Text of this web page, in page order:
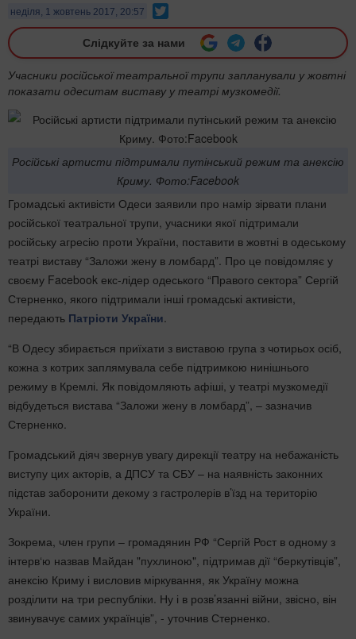
неділя, 1 жовтень 2017, 20:57
Слідкуйте за нами
Учасники російської театральної трупи запланували у жовтні
показати одеситам виставу у театрі музкомедії.
Російські артисти підтримали путінський режим та анексію
Криму. Фото:Facebook
Громадські активісти Одеси заявили про намір зірвати плани
російської театральної трупи, учасники якої підтримали
російську агресію проти України, поставити в жовтні в одеському
театрі виставу “Заложи жену в ломбард”. Про це повідомляє у
своєму Facebook екс-лідер одеського “Правого сектора” Сергій
Стерненко, якого підтримали інші громадські активісти,
передають Патріоти України.
“В Одесу збирається приїхати з виставою група з чотирьох осіб,
кожна з котрих заплямувала себе підтримкою нинішнього
режиму в Кремлі. Як повідомляють афіші, у театрі музкомедії
відбудеться вистава “Заложи жену в ломбард”, – зазначив
Стерненко.
Громадський діяч звернув увагу дирекції театру на небажаність
виступу цих акторів, а ДПСУ та СБУ – на наявність законних
підстав заборонити декому з гастролерів в’їзд на територію
України.
Зокрема, член групи – громадянин РФ “Сергій Рост в одному з
інтерв‘ю назвав Майдан "пухлиною", підтримав дії “беркутівців”,
анексію Криму і висловив міркування, як Україну можна
розділити на три республіки. Ну і в розв’язанні війни, звісно, він
звинувачує самих українців”, - уточнив Стерненко.